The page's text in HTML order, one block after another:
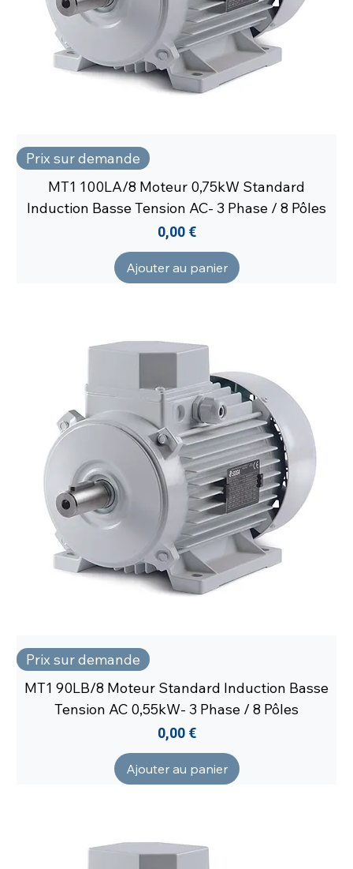
Prix sur demande
MT1 100LA/8 Moteur 0,75kW Standard
Induction Basse Tension AC- 3 Phase / 8 Pôles
Prix
0,00 €
Ajouter au panier
Prix sur demande
MT1 90LB/8 Moteur Standard Induction Basse
Tension AC 0,55kW- 3 Phase / 8 Pôles
Prix
0,00 €
Ajouter au panier